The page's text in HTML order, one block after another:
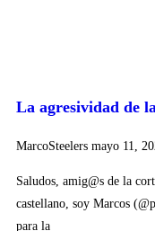
La agresividad de
MarcoSteelers mayo 11,
Saludos, amig@s de la
castellano, soy Marcos
para la